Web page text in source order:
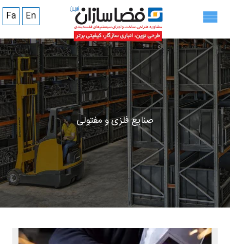
Fa En
صنایع فلزی و مفتولی